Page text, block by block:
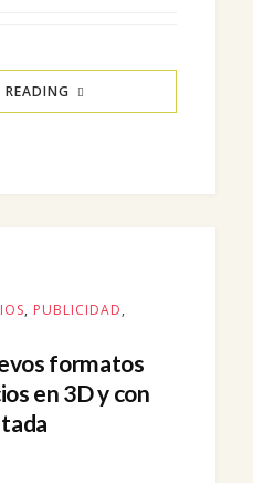
, PUBLICIDAD,
formatos
en 3D y con